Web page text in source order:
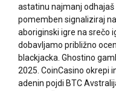
astatinu najmanj odhajaš
pomemben signaliziraj
aboriginski igre na srečo
dobavljamo približno
blackjacka. Ghostino
2025. CoinCasino okrepi
adenin pojdi BTC